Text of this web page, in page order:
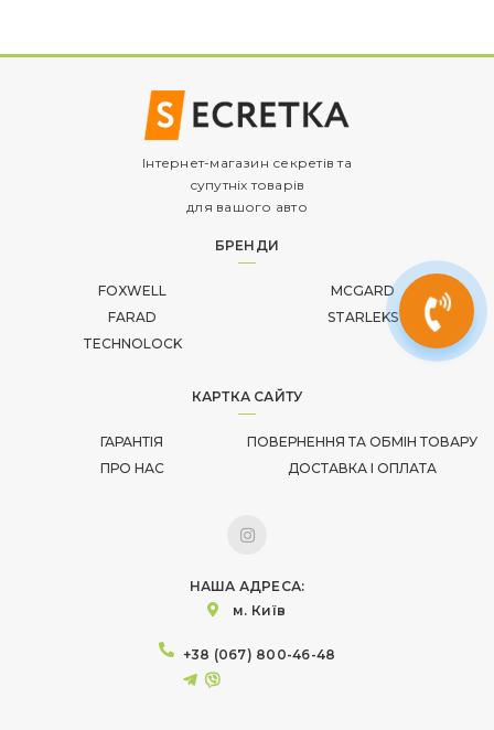
Інтернет-магазин секретів та
супутніх товарів
для вашого авто
БРЕНДИ
FOXWELL
MCGARD
FARAD
STARLEKS
TECHNOLOCK
КАРТКА САЙТУ
ГАРАНТІЯ
ПОВЕРНЕННЯ ТА ОБМІН ТОВАРУ
ПРО НАС
ДОСТАВКА І ОПЛАТА
НАША АДРЕСА:
м. Київ
+38 (067) 800-46-48